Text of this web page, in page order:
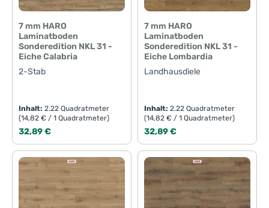
7 mm HARO
Laminatboden
Sonderedition NKL 31 -
Eiche Calabria
2-Stab
Inhalt:2.22 Quadratmeter
(14,82 € / 1 Quadratmeter)
Regulärer Preis:
32,89 €
7 mm HARO
Laminatboden
Sonderedition NKL 31 -
Eiche Lombardia
Landhausdiele
Inhalt:2.22 Quadratmeter
(14,82 € / 1 Quadratmeter)
Regulärer Preis:
32,89 €